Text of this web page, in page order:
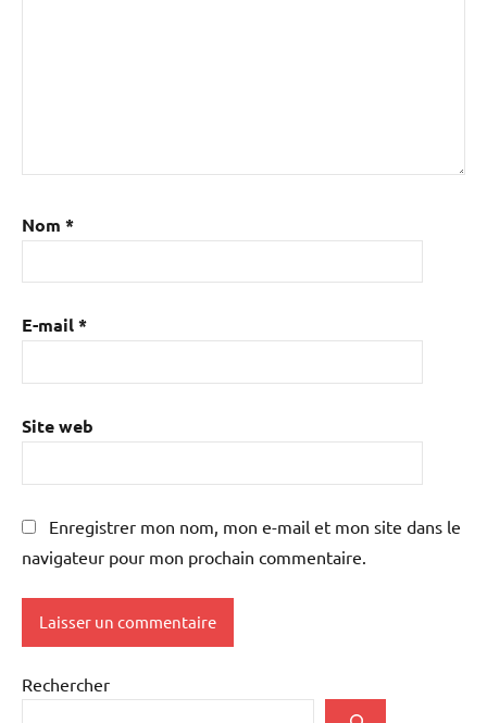
Nom *
E-mail*
Site web
Enregistrer mon nom, mon e-mail et mon site dans le
navigateur pour mon prochain commentaire.
Rechercher